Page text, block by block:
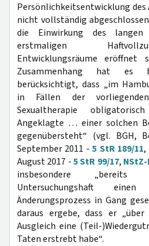
Persönlichkeitsentwicklung
nicht vollständig
die Einwirkung des
erstmaligen
Entwicklungsräume eröffnet
Zusammenhang hat es
berücksichtigt, dass „im
in Fällen der
Sexualtherapie
Angeklagte … einer solchen
gegenübersteht“ (vgl. BGH,
September 2011 -5 StR 189/11,
August 2017 -5 StR 99/17, NStZ-
insbesondere
Untersuchungshaft einen
Änderungsprozess in Gang
daraus ergebe, dass er
Ausgleich eine (Teil-
Taten erstrebt habe“.